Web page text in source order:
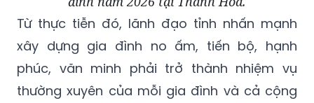
Từ thực tiễn đó, lãnh đạo tỉnh nhấn mạnh
xây dựng gia đình no ấm, tiến bộ, hạnh
phúc, văn minh phải trở thành nhiệm vụ
thường xuyên của mỗi gia đình và cả cộng